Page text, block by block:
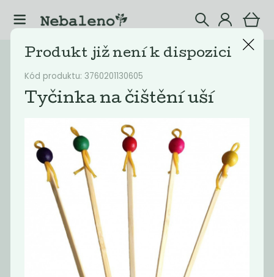
Katalog Eshop
Filtrovat produkty
Doporučené Nejlevnější Nejdražší
Kód produktu: 3760201130605
Tyčinka na čištění uší
Produkt již není k dispozici